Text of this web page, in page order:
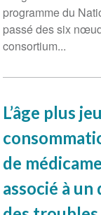
programme du
passé des six
consortium...
L’âge plus
de
associé à